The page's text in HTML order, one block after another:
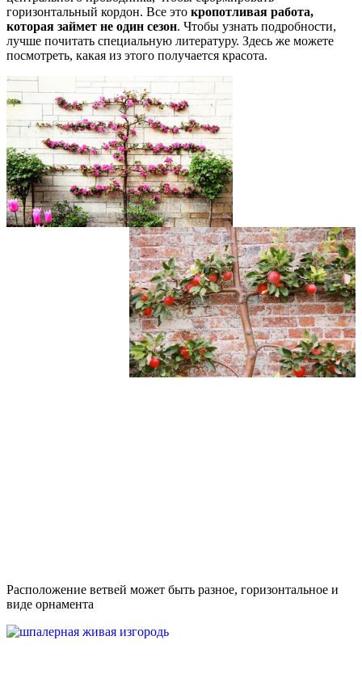
горизонтальный кордон. Все это кропотливая работа,
которая займет не один сезон. Чтобы узнать подробности,
лучше почитать специальную литературу. Здесь же можете
посмотреть, какая из этого получается красота.
Расположение ветвей может быть разное, горизонтальное и
виде орнамента